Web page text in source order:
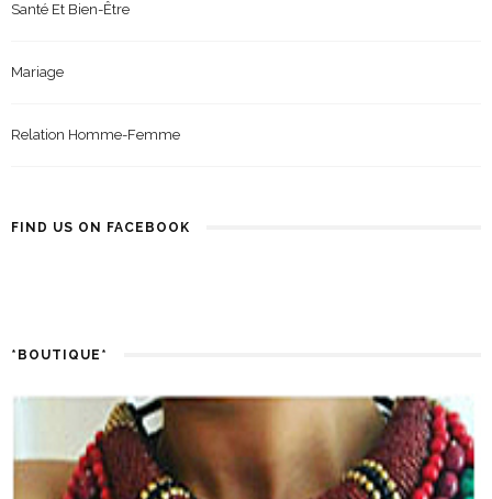
Santé Et Bien-Être
Mariage
Relation Homme-Femme
FIND US ON FACEBOOK
*BOUTIQUE*